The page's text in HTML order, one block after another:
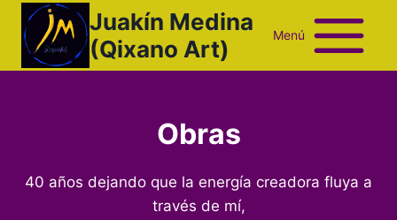
Saltar
contenido
Juakín Medina
(Qixano Art)
Menú
Obras
40 años dejando que la energía creadora fluya a
través de mí,